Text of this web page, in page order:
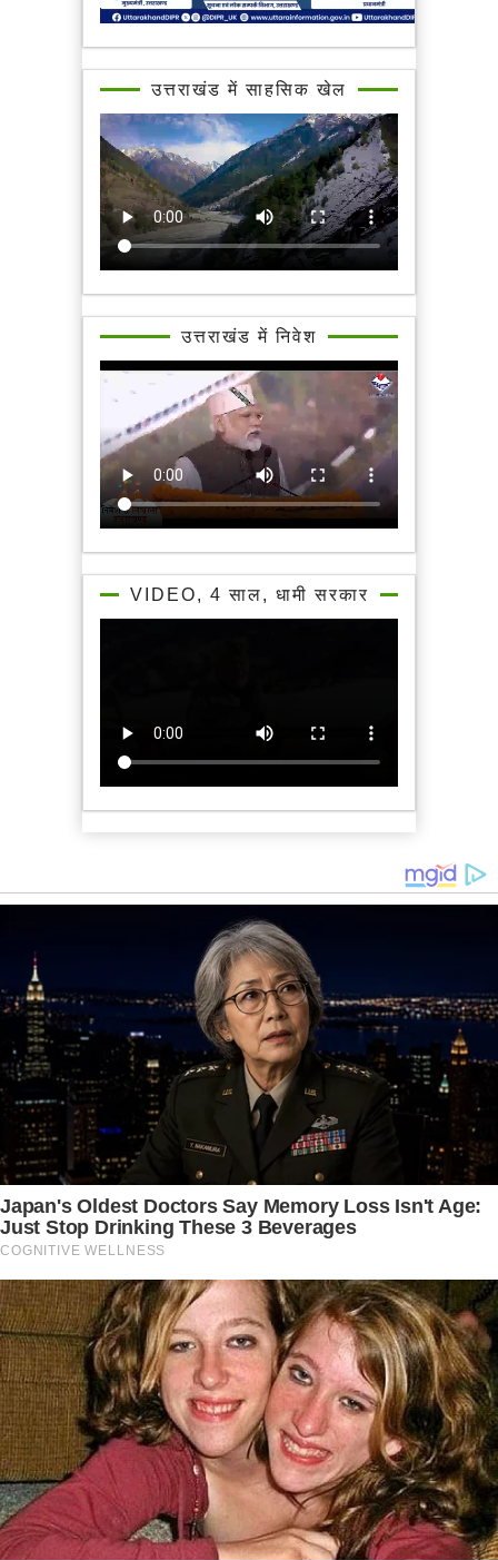
उत्तराखंड में साहसिक खेल
उत्तराखंड में निवेश
VIDEO, 4 साल, धामी सरकार